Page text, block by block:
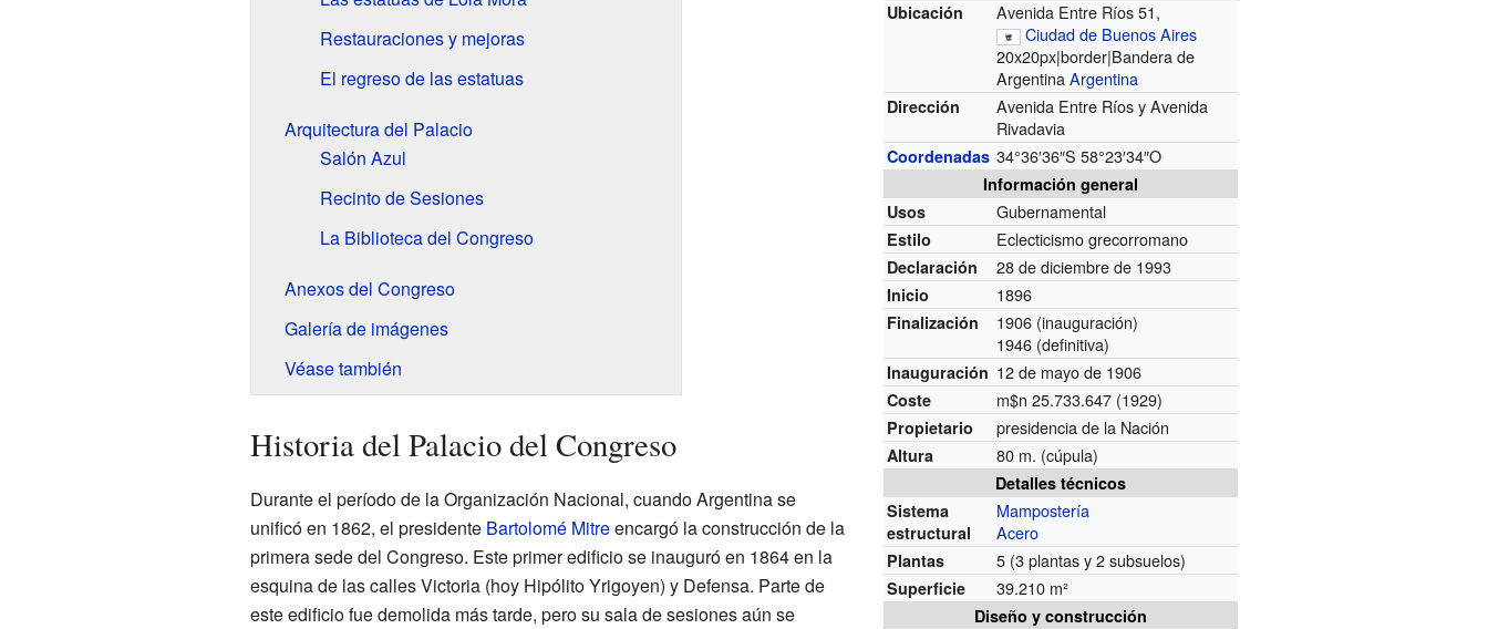
Ubicación
Avenida Entre Ríos 51,
Ciudad de Buenos Aires
20x20px|border|Bandera de
ArgentinaArgentina
Dirección
Avenida Entre Ríos y Avenida
Rivadavia
Coordenadas 34°36′36″S 58°23′34″O
Información general
Usos
Gubernamental
Estilo Eclecticismo grecorromano
Declaración 28 de diciembre de 1993
Inicio 1896
Finalización 1906 (inauguración)
1946 (definitiva)
Inauguración 12 de mayo de 1906
Coste m$n 25.733.647 (1929)
Propietario presidencia de la Nación
Altura 80 m. (cúpula)
Detalles técnicos
Sistema
estructural
Mampostería
Acero
Plantas 5 (3 plantas y 2 subsuelos)
Superficie 39.210 m²
Diseño y construcción
Restauraciones y mejoras
El regreso de las estatuas
Arquitectura del Palacio
Salón Azul
Recinto de Sesiones
La Biblioteca del Congreso
Anexos del Congreso
Galería de imágenes
Véase también
Historia del Palacio del Congreso
Durante el período de la Organización Nacional, cuando Argentina se
unificó en 1862, el presidente Bartolomé Mitreencargó la construcción de la
primera sede del Congreso. Este primer edificio se inauguró en 1864 en la
esquina de las calles Victoria (hoy Hipólito Yrigoyen) y Defensa. Parte de
este edificio fue demolida más tarde, pero su sala de sesiones aún se